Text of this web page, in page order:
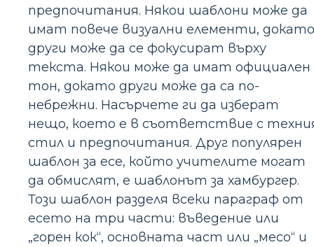
предпочитания. Някои шаблони може да
имат повече визуални елементи, докато
други може да се фокусират върху
текста. Някои може да имат официален
тон, докато други може да са по-
небрежни. Насърчете ги да изберат
нещо, което е в съответствие с
стил и предпочитания. Друг популярен
шаблон за есе, който учителите могат
да обмислят, е шаблонът за хамбургер.
Този шаблон разделя всеки параграф от
есето на три части: въведение или
„горен кок“, основната част или „месо“ и